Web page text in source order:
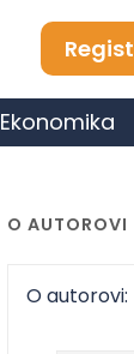
Ekonomika
O AUTOROVI
O autorovi: